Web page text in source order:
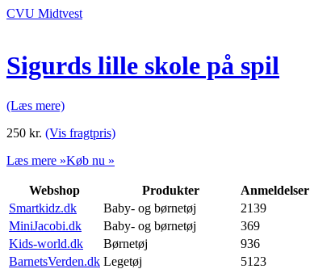
CVU Midtvest
Sigurds lille skole på spil
(Læs mere)
250 kr. (Vis fragtpris)
Læs mere »Køb nu »
Webshop Produkter Anmeldelser
Smartkidz.dk
Baby- og børnetøj 2139
MiniJacobi.dk
Baby- og børnetøj 369
Kids-world.dk
Børnetøj 936
BarnetsVerden.dk Legetøj 5123